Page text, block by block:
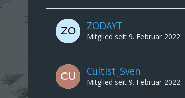
ZODAYT
Mitglied seit 9. Februar 2022
Cultist_Sven
Mitglied seit 9. Februar 2022